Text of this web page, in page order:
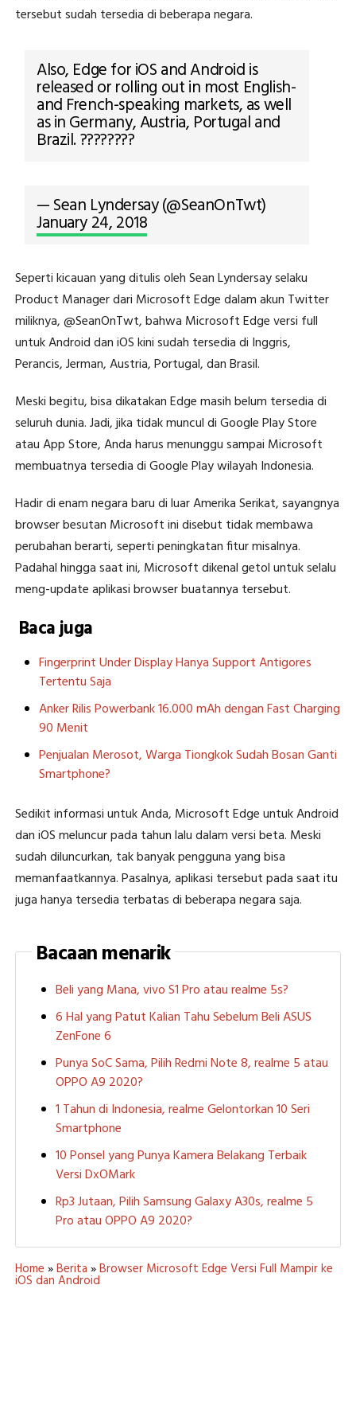
tersebut sudah tersedia di beberapa negara.
Also, Edge for iOS and Android is
released or rolling out in most English-
and French-speaking markets, as well
as in Germany, Austria, Portugal and
Brazil. ????????
— Sean Lyndersay (@SeanOnTwt)
January 24, 2018
Seperti kicauan yang ditulis oleh Sean Lyndersay selaku
Product Manager dari Microsoft Edge dalam akun Twitter
miliknya, @SeanOnTwt, bahwa Microsoft Edge versi full
untuk Android dan iOS kini sudah tersedia di Inggris,
Perancis, Jerman, Austria, Portugal, dan Brasil.
Meski begitu, bisa dikatakan Edge masih belum tersedia di
seluruh dunia. Jadi, jika tidak muncul di Google Play Store
atau App Store, Anda harus menunggu sampai Microsoft
membuatnya tersedia di Google Play wilayah Indonesia.
Hadir di enam negara baru di luar Amerika Serikat, sayangnya
browser besutan Microsoft ini disebut tidak membawa
perubahan berarti, seperti peningkatan fitur misalnya.
Padahal hingga saat ini, Microsoft dikenal getol untuk selalu
meng-update aplikasi browser buatannya tersebut.
Baca juga
Fingerprint Under Display Hanya Support Antigores
Tertentu Saja
Anker Rilis Powerbank 16.000 mAh dengan Fast Charging
90 Menit
Penjualan Merosot, Warga Tiongkok Sudah Bosan Ganti
Smartphone?
Sedikit informasi untuk Anda, Microsoft Edge untuk Android
dan iOS meluncur pada tahun lalu dalam versi beta. Meski
sudah diluncurkan, tak banyak pengguna yang bisa
memanfaatkannya. Pasalnya, aplikasi tersebut pada saat itu
juga hanya tersedia terbatas di beberapa negara saja.
Bacaan menarik
Beli yang Mana, vivo S1 Pro atau realme 5s?
6 Hal yang Patut Kalian Tahu Sebelum Beli ASUS
ZenFone 6
Punya SoC Sama, Pilih Redmi Note 8, realme 5 atau
OPPO A9 2020?
1 Tahun di Indonesia, realme Gelontorkan 10 Seri
Smartphone
10 Ponsel yang Punya Kamera Belakang Terbaik
Versi DxOMark
Rp3 Jutaan, Pilih Samsung Galaxy A30s, realme 5
Pro atau OPPO A9 2020?
Home »Berita »Browser Microsoft Edge Versi Full Mampir ke
iOS dan Android